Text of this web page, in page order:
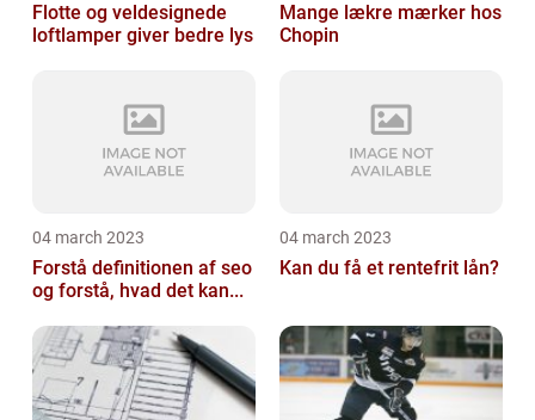
Flotte og veldesignede
loftlamper giver bedre lys
Mange lækre mærker hos
Chopin
04 march 2023
Forstå definitionen af seo
og forstå, hvad det kan...
04 march 2023
Kan du få et rentefrit lån?